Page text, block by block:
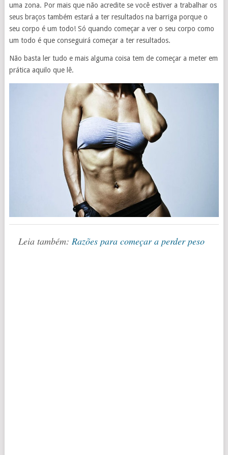
uma zona. Por mais que não acredite se você estiver a trabalhar os
seus braços também estará a ter resultados na barriga porque o
seu corpo é um todo! Só quando começar a ver o seu corpo como
um todo é que conseguirá começar a ter resultados.
Não basta ler tudo e mais alguma coisa tem de começar a meter em
prática aquilo que lê.
Leia também: Razões para começar a perder peso